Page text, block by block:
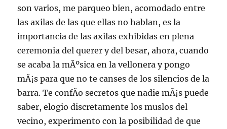
son varios, me parqueo bien, acomodado entre
las axilas de las que ellas no hablan, es la
importancia de las axilas exhibidas en plena
ceremonia del querer y del besar, ahora, cuando
se acaba la mÃºsica en la vellonera y pongo
mÃ¡s para que no te canses de los silencios de la
barra. Te confÃ­o secretos que nadie mÃ¡s puede
saber, elogio discretamente los muslos del
vecino, experimento con la posibilidad de que